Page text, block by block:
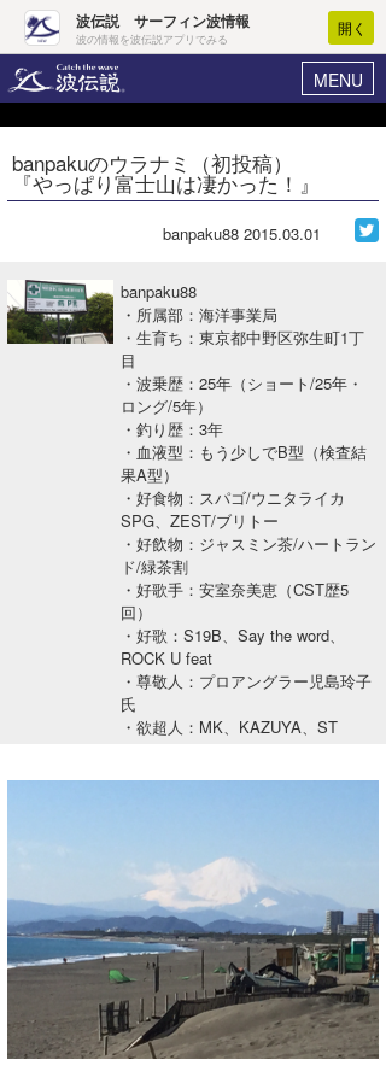
波伝説 サーフィン波情報
波の情報を波伝説アプリでみる
開く
MENU
ヘルプ マイホーム
ログイン
波情報･概況
WAVE HUNTER波予想ツール
サーフィンエリアガイド
会員メニュー
今月のプレゼント
banpakuのウラナミ（初投稿）
『やっぱり富士山は凄かった！』
banpaku88 2015.03.01
banpaku88
・所属部：海洋事業局
・生育ち：東京都中野区弥生町1丁
目
・波乗歴：25年（ショート/25年・
ロング/5年）
・釣り歴：3年
・血液型：もう少しでB型（検査結
果A型）
・好食物：スパゴ/ウニタライカ
SPG、ZEST/ブリトー
・好飲物：ジャスミン茶/ハートラン
ド/緑茶割
・好歌手：安室奈美恵（CST歴5
回）
・好歌：S19B、Say the word、
ROCK U feat
・尊敬人：プロアングラー児島玲子
氏
・欲超人：MK、KAZUYA、ST
Core Surf Japan
アート＆エンタメ
ショップ情報
ショップ情報
ルール＆How to
ライター/寄稿メディア